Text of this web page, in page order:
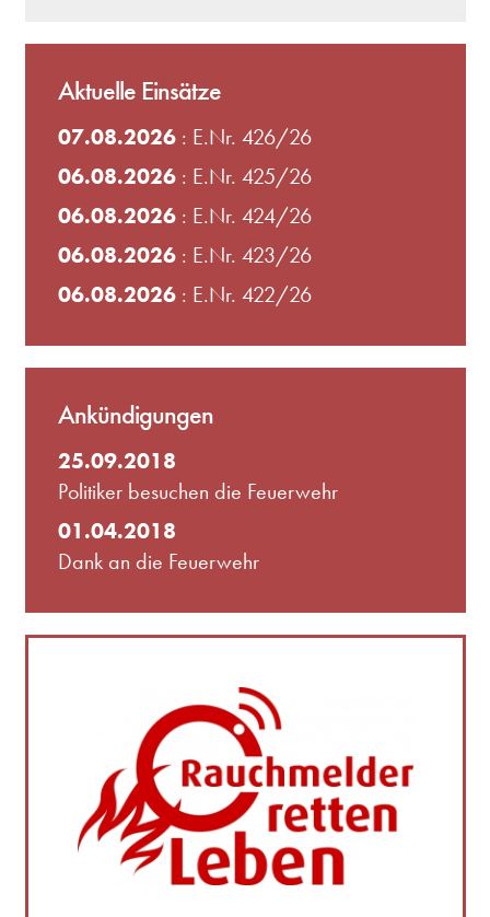
Aktuelle Einsätze
07.08.2026: E.Nr. 426/26
06.08.2026: E.Nr. 425/26
06.08.2026: E.Nr. 424/26
06.08.2026: E.Nr. 423/26
06.08.2026: E.Nr. 422/26
Ankündigungen
25.09.2018
Politiker besuchen die Feuerwehr
01.04.2018
Dank an die Feuerwehr